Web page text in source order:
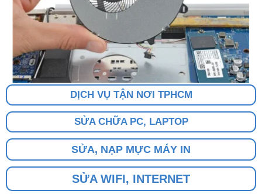
DỊCH VỤ TẬN NƠI TPHCM
SỬA CHỮA PC, LAPTOP
SỬA, NẠP MỰC MÁY IN
SỬA WIFI, INTERNET